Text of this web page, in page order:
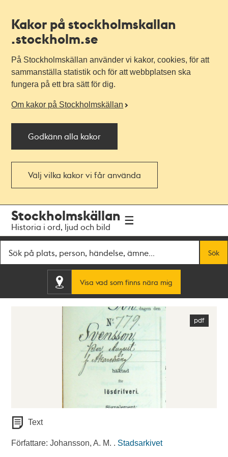
Kakor på stockholmskallan
.stockholm.se
På Stockholmskällan använder vi kakor, cookies, för att
sammanställa statistik och för att webbplatsen ska
fungera på ett bra sätt för dig.
Om kakor på Stockholmskällan
Godkänn alla kakor
Välj vilka kakor vi får använda
navigationen
huvudinnehållet
Stockholmskällan
Historia i ord, ljud och bild
Sök
Visa vad som finns nära mig
Text
Författare: Johansson, A. M. . Stadsarkivet